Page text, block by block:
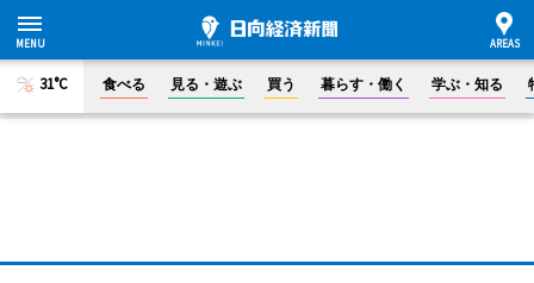
31°C 食べる 見る・遊ぶ 買う 暮らす・働く 学ぶ・知る